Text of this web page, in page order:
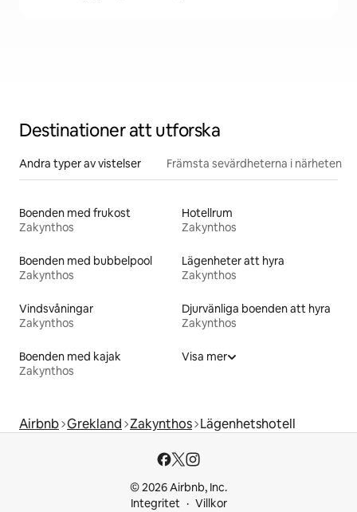
Destinationer att utforska
Andra typer av vistelser Främsta sevärdheterna i närheten
Boenden med frukost
Zakynthos
Hotellrum
Zakynthos
Boenden med bubbelpool
Zakynthos
Lägenheter att hyra
Zakynthos
Vindsvåningar
Zakynthos
Djurvänliga boenden att hyra
Zakynthos
Boenden med kajak
Zakynthos
Visa mer
Airbnb Grekland Zakynthos Lägenhetshotell
© 2026 Airbnb, Inc.
Integritet
Villkor